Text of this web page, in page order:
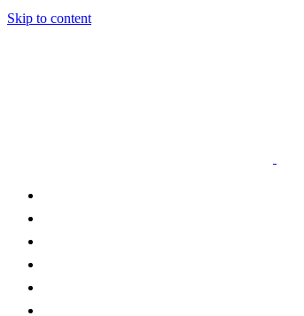
Skip to content